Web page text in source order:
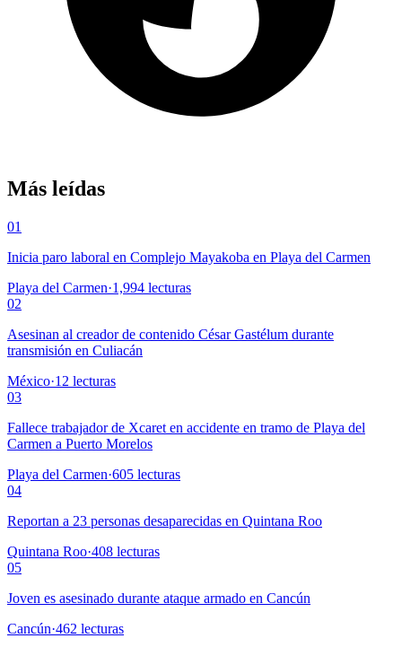
Más leídas
01
Inicia paro laboral en Complejo Mayakoba en Playa del Carmen
Playa del Carmen·1,994 lecturas
02
Asesinan al creador de contenido César Gastélum durante
transmisión en Culiacán
México·12 lecturas
03
Fallece trabajador de Xcaret en accidente en tramo de Playa del
Carmen a Puerto Morelos
Playa del Carmen·605 lecturas
04
Reportan a 23 personas desaparecidas en Quintana Roo
Quintana Roo·408 lecturas
05
Joven es asesinado durante ataque armado en Cancún
Cancún·462 lecturas